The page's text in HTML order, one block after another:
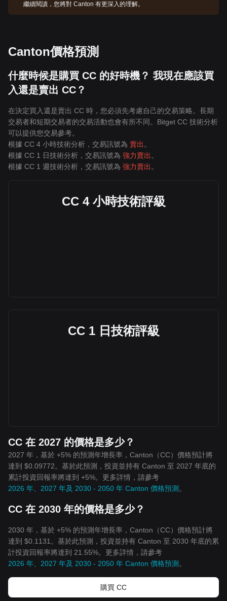
繼續閱讀，您將對 Canton 有更深入的理解。
Canton價格預測
什麼時候是購買 CC 的好時機？ 我現在應該買
入還是賣出 CC？
在決定買入還是賣出 CC 時，您必須先考慮自己的交易策略。長期
交易者和短期交易者的交易活動也會有所不同。Bitget CC 技術分析
可以提供您交易參考。
根據 CC 4 小時技術分析，交易訊號為 賣出 。
根據 CC 1 日技術分析，交易訊號為 強力賣出 。
根據 CC 1 週技術分析，交易訊號為 強力賣出 。
CC 4 小時技術評級
CC 1 日技術評級
CC 在 2027 的價格是多少？
2027 年，基於 +5% 的預測年增長率，Canton（CC）價格預計將
達到 $0.09772。基於此預測，投資並持有 Canton 至 2027 年底的
累計投資回報率將達到 +5%。更多詳情，請參考
2026 年、2027 年及 2030 - 2050 年 Canton 價格預測 。
CC 在 2030 年的價格是多少？
2030 年，基於 +5% 的預測年增長率，Canton（CC）價格預計將
達到 $0.1131。基於此預測，投資並持有 Canton 至 2030 年底的累
計投資回報率將達到 21.55%。更多詳情，請參考
2026 年、2027 年及 2030 - 2050 年 Canton 價格預測 。
購買 CC